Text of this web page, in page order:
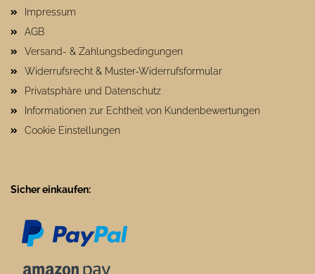
Impressum
AGB
Versand- & Zahlungsbedingungen
Widerrufsrecht & Muster-Widerrufsformular
Privatsphäre und Datenschutz
Informationen zur Echtheit von Kundenbewertungen
Cookie Einstellungen
Sicher einkaufen: